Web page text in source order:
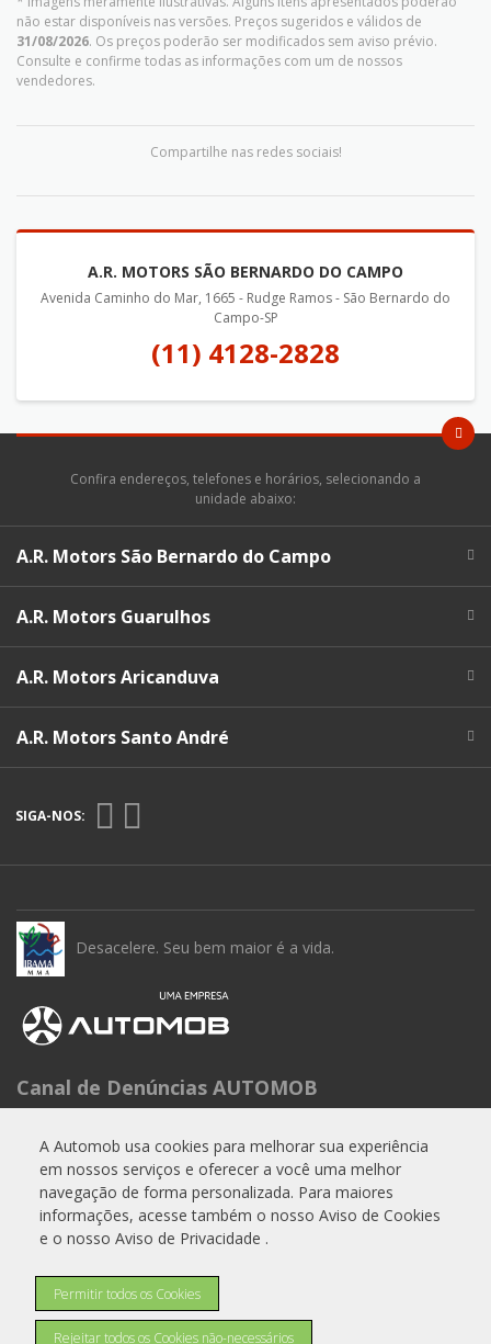
A Automob usa cookies para melhorar sua experiência
em nossos serviços e oferecer a você uma melhor
navegação de forma personalizada. Para maiores
informações, acesse também o nosso Aviso de Cookies
e o nosso Aviso de Privacidade .
Permitir todos os Cookies
Rejeitar todos os Cookies não-necessários
não estar disponíveis nas versões. Preços sugeridos e válidos de
31/08/2026. Os preços poderão ser modificados sem aviso prévio.
Consulte e confirme todas as informações com um de nossos
vendedores.
Compartilhe nas redes sociais!
A.R. MOTORS SÃO BERNARDO DO CAMPO
Avenida Caminho do Mar, 1665 - Rudge Ramos - São Bernardo do
Campo-SP
(11) 4128-2828
Confira endereços, telefones e horários, selecionando a
unidade abaixo:
A.R. Motors São Bernardo do Campo
A.R. Motors Guarulhos
A.R. Motors Aricanduva
A.R. Motors Santo André
SIGA-NOS:
Desacelere. Seu bem maior é a vida.
Canal de Denúncias AUTOMOB
Telefone: 0800 288 6662
E-mail:experiencia.cliente@automob.com.br
AutoForce - Todos os direitos reservados.
Como a A.R Motors trata os Dados Pessoais (LGPD)